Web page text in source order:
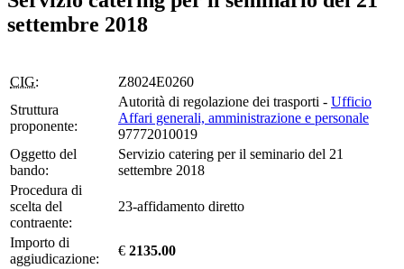
settembre 2018
CIG:
Z8024E0260
Struttura
proponente:
Autorità di regolazione dei trasporti - Ufficio
Affari generali, amministrazione e personale
97772010019
Oggetto del
bando:
Servizio catering per il seminario del 21
settembre 2018
Procedura di
scelta del
contraente:
23-affidamento diretto
Importo di
aggiudicazione:
€ 2135.00